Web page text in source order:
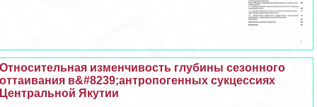
Относительная изменчивость глубины сезонного
оттаивания в&#8239;антропогенных сукцессиях
Центральной Якутии